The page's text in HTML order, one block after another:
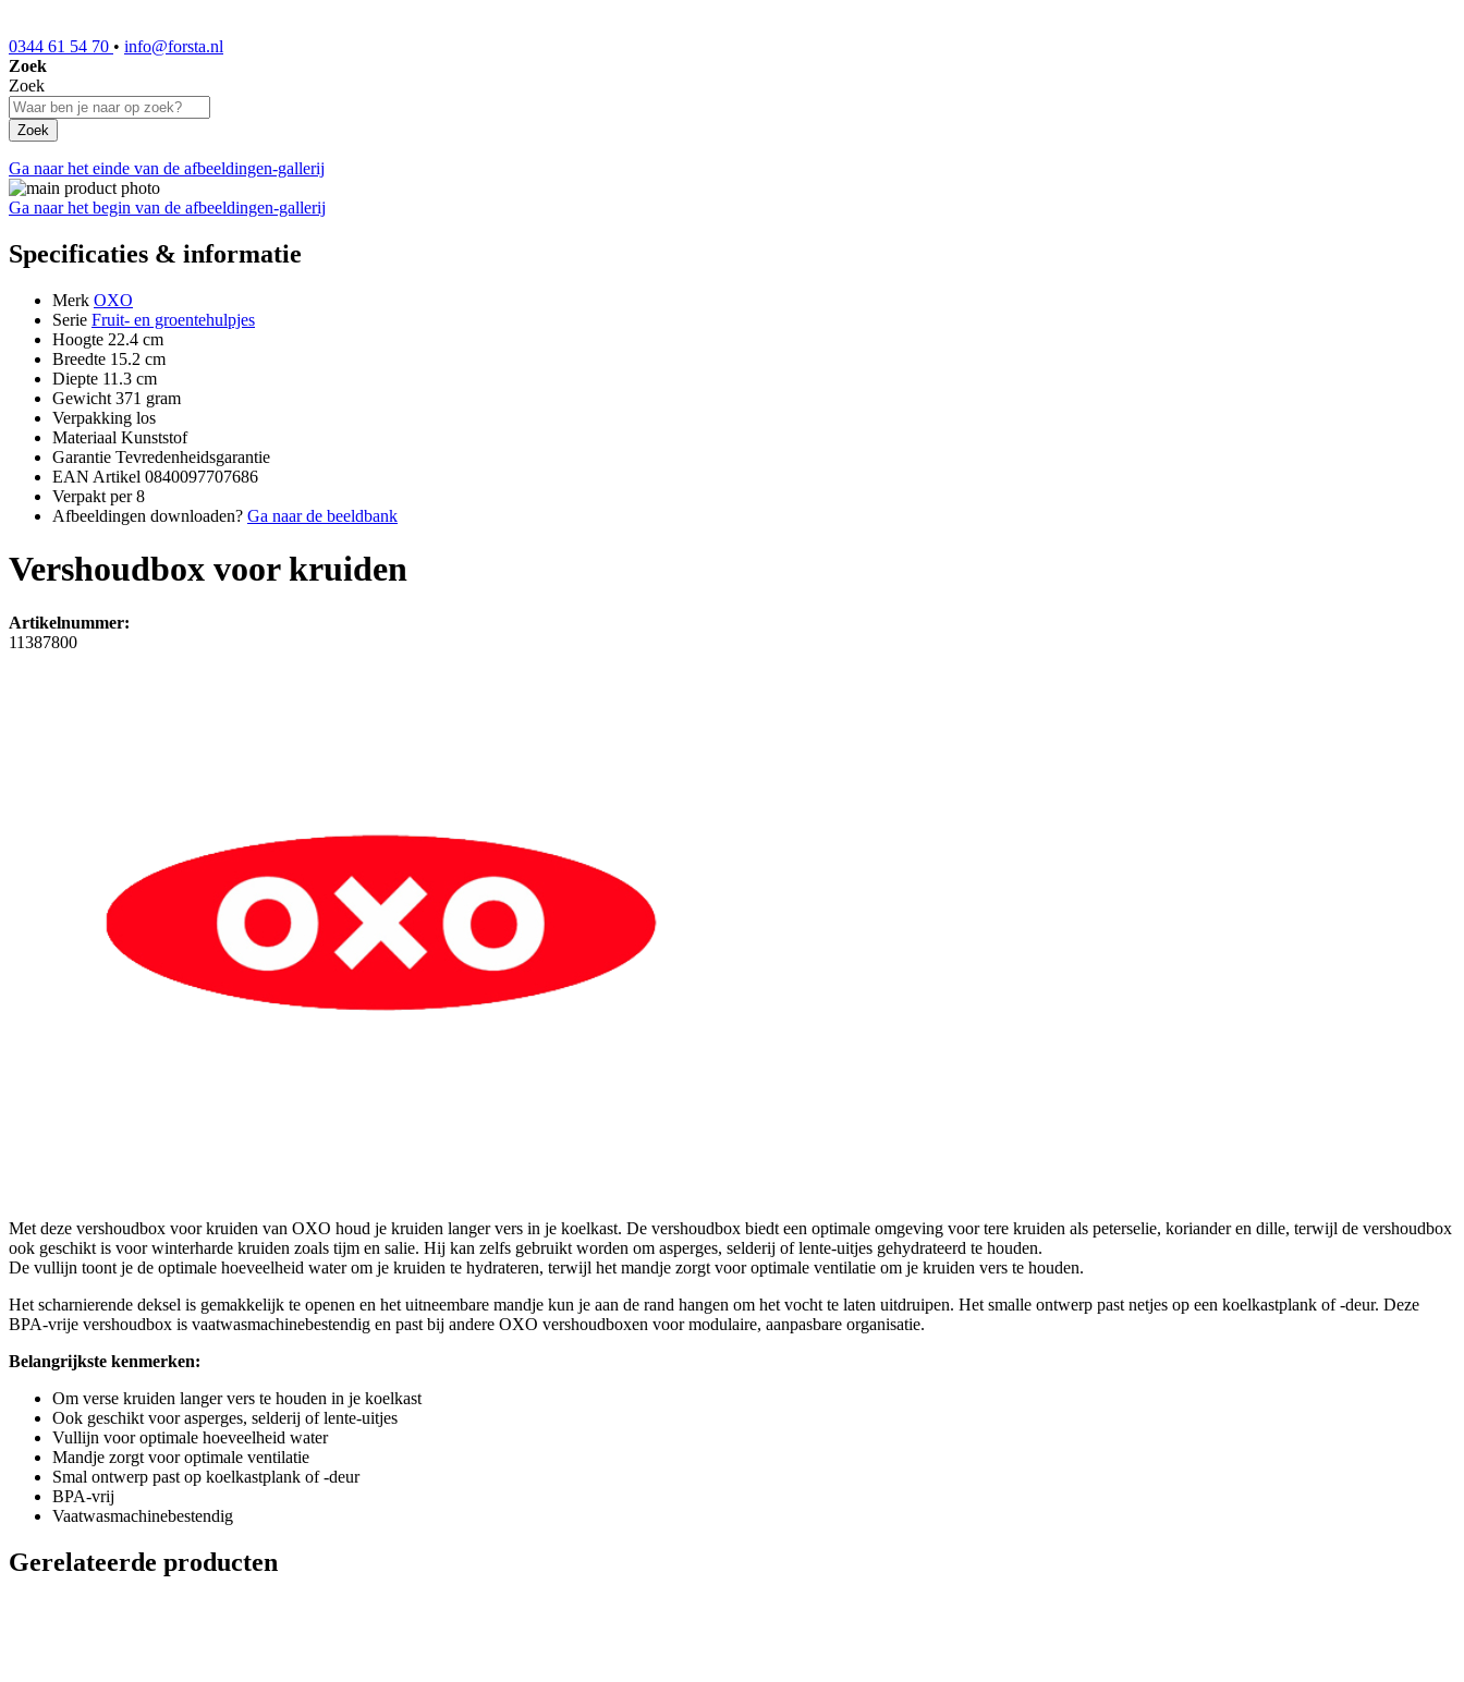
0344 61 54 70 • info@forsta.nl
Zoek
Zoek
Zoek
Ga naar het einde van de afbeeldingen-gallerij
Ga naar het begin van de afbeeldingen-gallerij
Specificaties & informatie
Merk OXO
Serie Fruit- en groentehulpjes
Hoogte 22.4 cm
Breedte 15.2 cm
Diepte 11.3 cm
Gewicht 371 gram
Verpakking los
Materiaal Kunststof
Garantie Tevredenheidsgarantie
EAN Artikel 0840097707686
Verpakt per 8
Afbeeldingen downloaden? Ga naar de beeldbank
Vershoudbox voor kruiden
Artikelnummer:
11387800
Met deze vershoudbox voor kruiden van OXO houd je kruiden langer vers in je koelkast. De vershoudbox biedt een optimale omgeving voor tere kruiden als peterselie, koriander en dille, terwijl de vershoudbox
ook geschikt is voor winterharde kruiden zoals tijm en salie. Hij kan zelfs gebruikt worden om asperges, selderij of lente-uitjes gehydrateerd te houden.
De vullijn toont je de optimale hoeveelheid water om je kruiden te hydrateren, terwijl het mandje zorgt voor optimale ventilatie om je kruiden vers te houden.
Het scharnierende deksel is gemakkelijk te openen en het uitneembare mandje kun je aan de rand hangen om het vocht te laten uitdruipen. Het smalle ontwerp past netjes op een koelkastplank of -deur. Deze
BPA-vrije vershoudbox is vaatwasmachinebestendig en past bij andere OXO vershoudboxen voor modulaire, aanpasbare organisatie.
Belangrijkste kenmerken:
Om verse kruiden langer vers te houden in je koelkast
Ook geschikt voor asperges, selderij of lente-uitjes
Vullijn voor optimale hoeveelheid water
Mandje zorgt voor optimale ventilatie
Smal ontwerp past op koelkastplank of -deur
BPA-vrij
Vaatwasmachinebestendig
Gerelateerde producten